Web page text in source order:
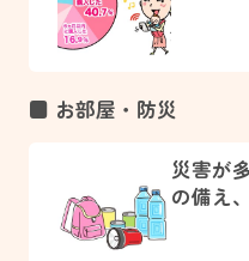
■ お部屋・防災
災害が
の備え